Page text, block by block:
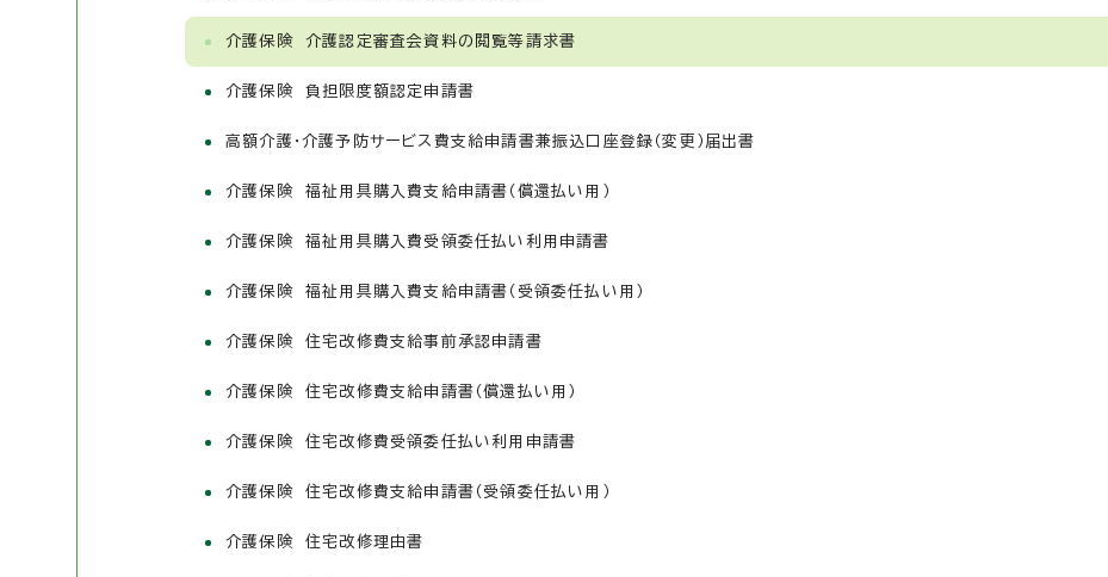
介護保険 介護認定審査会資料の閲覧等請求書
介護保険 負担限度額認定申請書
高額介護・介護予防サービス費支給申請書兼振込口座登録（変更）届出書
介護保険 福祉用具購入費支給申請書（償還払い用）
介護保険 福祉用具購入費受領委任払い利用申請書
介護保険 福祉用具購入費支給申請書（受領委任払い用）
介護保険 住宅改修費支給事前承認申請書
介護保険 住宅改修費支給申請書（償還払い用）
介護保険 住宅改修費受領委任払い利用申請書
介護保険 住宅改修費支給申請書（受領委任払い用）
介護保険 住宅改修理由書